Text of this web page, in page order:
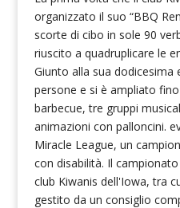
organizzato il suo “BBQ
scorte di cibo in sole 90
riuscito a quadruplicare le
Giunto alla sua dodicesima
persone e si è ampliato
barbecue, tre gruppi
animazioni con palloncini.
Miracle League, un
con disabilità. Il
club Kiwanis dell'Iowa, tra
gestito da un consiglio